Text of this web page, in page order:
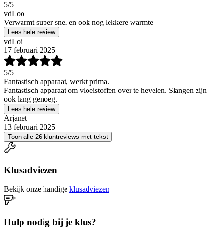
5/5
vdLoo
Verwarmt super snel en ook nog lekkere warmte
Lees hele review
vdLoi
17 februari 2025
5/5
Fantastisch apparaat, werkt prima.
Fantastisch apparaat om vloeistoffen over te hevelen. Slangen zijn
ook lang genoeg.
Lees hele review
Arjanet
13 februari 2025
Toon alle 26 klantreviews met tekst
Klusadviezen
Bekijk onze handige klusadviezen
Hulp nodig bij je klus?